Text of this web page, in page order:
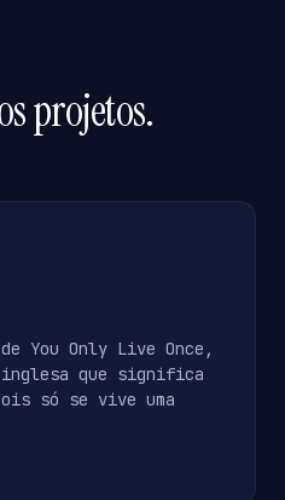
projetos.
You Only Live Once,
que significa
só se vive uma